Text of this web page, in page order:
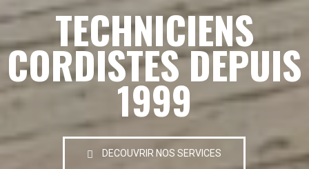
TECHNICIENS
CORDISTES DEPUIS
1999
DECOUVRIR NOS SERVICES